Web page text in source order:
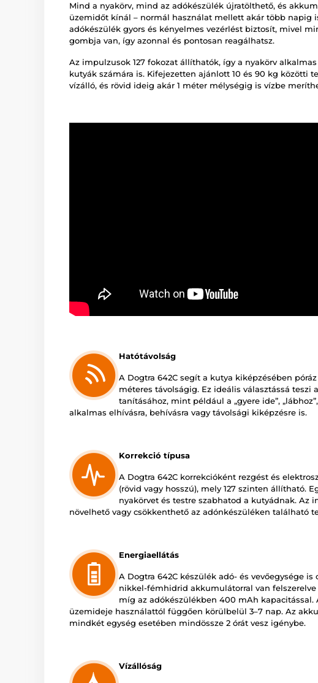
Mind a nyakörv, mind az adókészülék újratölthető, és
üzemidőt kínál – normál használat mellett akár több napig
adókészülék gyors és kényelmes vezérlést biztosít, mivel
gombja van, így azonnal és pontosan reagálhatsz.
Az impulzusok 127 fokozat állíthatók, így a nyakörv
kutyák számára is. Kifejezetten ajánlott 10 és 90 kg közötti
vízálló, és rövid ideig akár 1 méter mélységig is vízbe
Hatótávolság
A Dogtra 642C segít a kutya kiképzésében
méteres távolságig. Ez ideális választássá teszi
tanításához, mint például a „gyere ide”,
alkalmas elhívásra, behívásra vagy távolsági kiképzésre is.
Korrekció típusa
A Dogtra 642C korrekcióként rezgést és
(rövid vagy hosszú), mely 127 szinten állítható.
nyakörvet és testre szabhatod a kutyádnak. Az
növelhető vagy csökkenthető az adónkészüléken található
Energiaellátás
A Dogtra 642C készülék adó- és vevőegysége
nikkel-fémhidrid akkumulátorral van felszerelve
míg az adókészülékben 400 mAh kapacitással.
üzemideje használattól függően körülbelül 3–7 nap. Az
mindkét egység esetében mindössze 2 órát vesz igénybe.
Vízállóság